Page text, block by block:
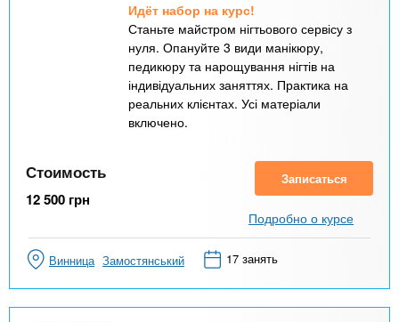
Идёт набор на курс!
Станьте майстром нігтьового сервісу з
нуля. Опануйте 3 види манікюру,
педикюру та нарощування нігтів на
індивідуальних заняттях. Практика на
реальних клієнтах. Усі матеріали
включено.
Стоимость
12 500 грн
Записаться
Подробно о курсе
Винница Замостянський 17 занять